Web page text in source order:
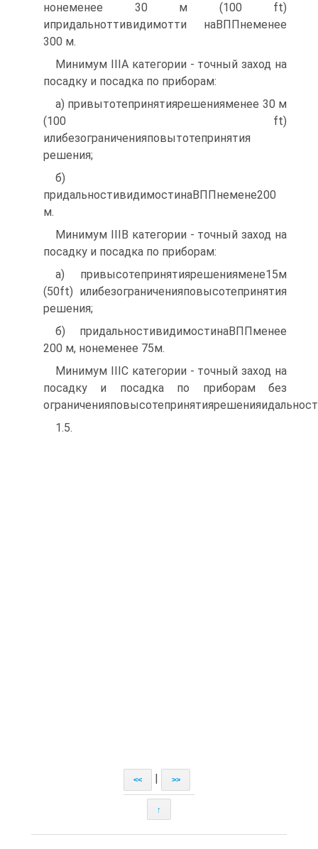
нонеменее 30 м (100 ft)
ипридальноттивидимотти наВППнеменее
300 м.
Минимум IIIA категории - точный заход на
посадку и посадка по приборам:
а) привытотепринятиярешенияменее 30 м
(100 ft)
илибезограниченияповытотепринятия
решения;
б)
придальностивидимостинаВППнемене200
м.
Минимум IIIB категории - точный заход на
посадку и посадка по приборам:
а) привысотепринятиярешениямене15м
(50ft) илибезограниченияповысотепринятия
решения;
б) придальностивидимостинаВППменее
200 м, нонеменее 75м.
Минимум IIIC категории - точный заход на
посадку и посадка по приборам без
1.5.
<< >>
↑